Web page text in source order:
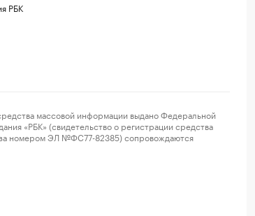
РБК
массовой информации выдано Федеральной
«РБК» (свидетельство о регистрации средства
за номером ЭЛ №ФС77-82385) сопровождаются